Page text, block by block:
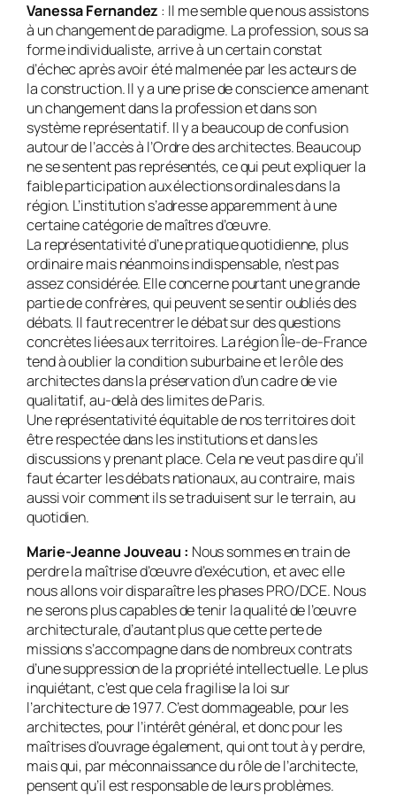
Vanessa Fernandez : Il me semble que nous assistons
à un changement de paradigme. La profession, sous sa
forme individualiste, arrive à un certain constat
d’échec après avoir été malmenée par les acteurs de
la construction. Il y a une prise de conscience amenant
un changement dans la profession et dans son
système représentatif. Il y a beaucoup de confusion
autour de l’accès à l’Ordre des architectes. Beaucoup
ne se sentent pas représentés, ce qui peut expliquer la
faible participation aux élections ordinales dans la
région. L’institution s’adresse apparemment à une
certaine catégorie de maîtres d’œuvre.
La représentativité d’une pratique quotidienne, plus
ordinaire mais néanmoins indispensable, n’est pas
assez considérée. Elle concerne pourtant une grande
partie de confrères, qui peuvent se sentir oubliés des
débats. Il faut recentrer le débat sur des questions
concrètes liées aux territoires. La région Île-de-France
tend à oublier la condition suburbaine et le rôle des
architectes dans la préservation d’un cadre de vie
qualitatif, au-delà des limites de Paris.
Une représentativité équitable de nos territoires doit
être respectée dans les institutions et dans les
discussions y prenant place. Cela ne veut pas dire qu’il
faut écarter les débats nationaux, au contraire, mais
aussi voir comment ils se traduisent sur le terrain, au
quotidien.
Marie-JeanneJouveau : Nous sommes en train de
perdre la maîtrise d’œuvre d’exécution, et avec elle
nous allons voir disparaître les phases PRO/DCE. Nous
ne serons plus capables de tenir la qualité de l’œuvre
architecturale, d’autant plus que cette perte de
missions s’accompagne dans de nombreux contrats
d’une suppression de la propriété intellectuelle. Le plus
inquiétant, c’est que cela fragilise la loi sur
l’architecture de 1977. C’est dommageable, pour les
architectes, pour l’intérêt général, et donc pour les
maîtrises d’ouvrage également, qui ont tout à y perdre,
mais qui, par méconnaissance du rôle de l’architecte,
pensent qu’il est responsable de leurs problèmes.